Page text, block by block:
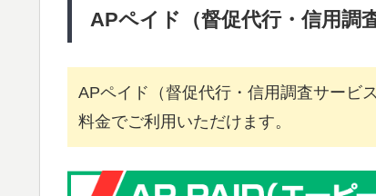
APペイド（督促代行・信用調
APペイド（督促代行・信用調査サービ
料金でご利用いただけます。